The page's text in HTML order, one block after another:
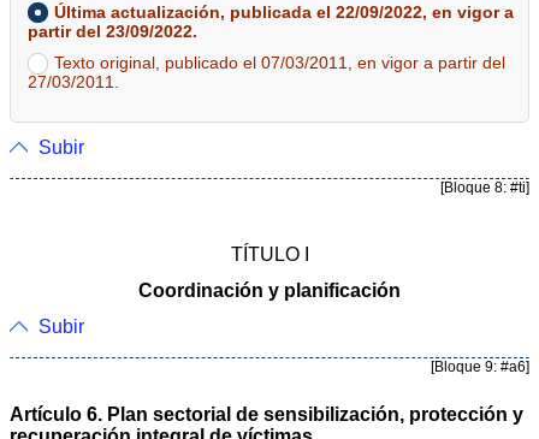
Última actualización, publicada el 22/09/2022, en vigor a
partir del 23/09/2022.
Texto original, publicado el 07/03/2011, en vigor a partir del
27/03/2011.
Subir
[Bloque 8: #ti]
TÍTULO I
Coordinación y planificación
Subir
[Bloque 9: #a6]
Artículo 6. Plan sectorial de sensibilización, protección y